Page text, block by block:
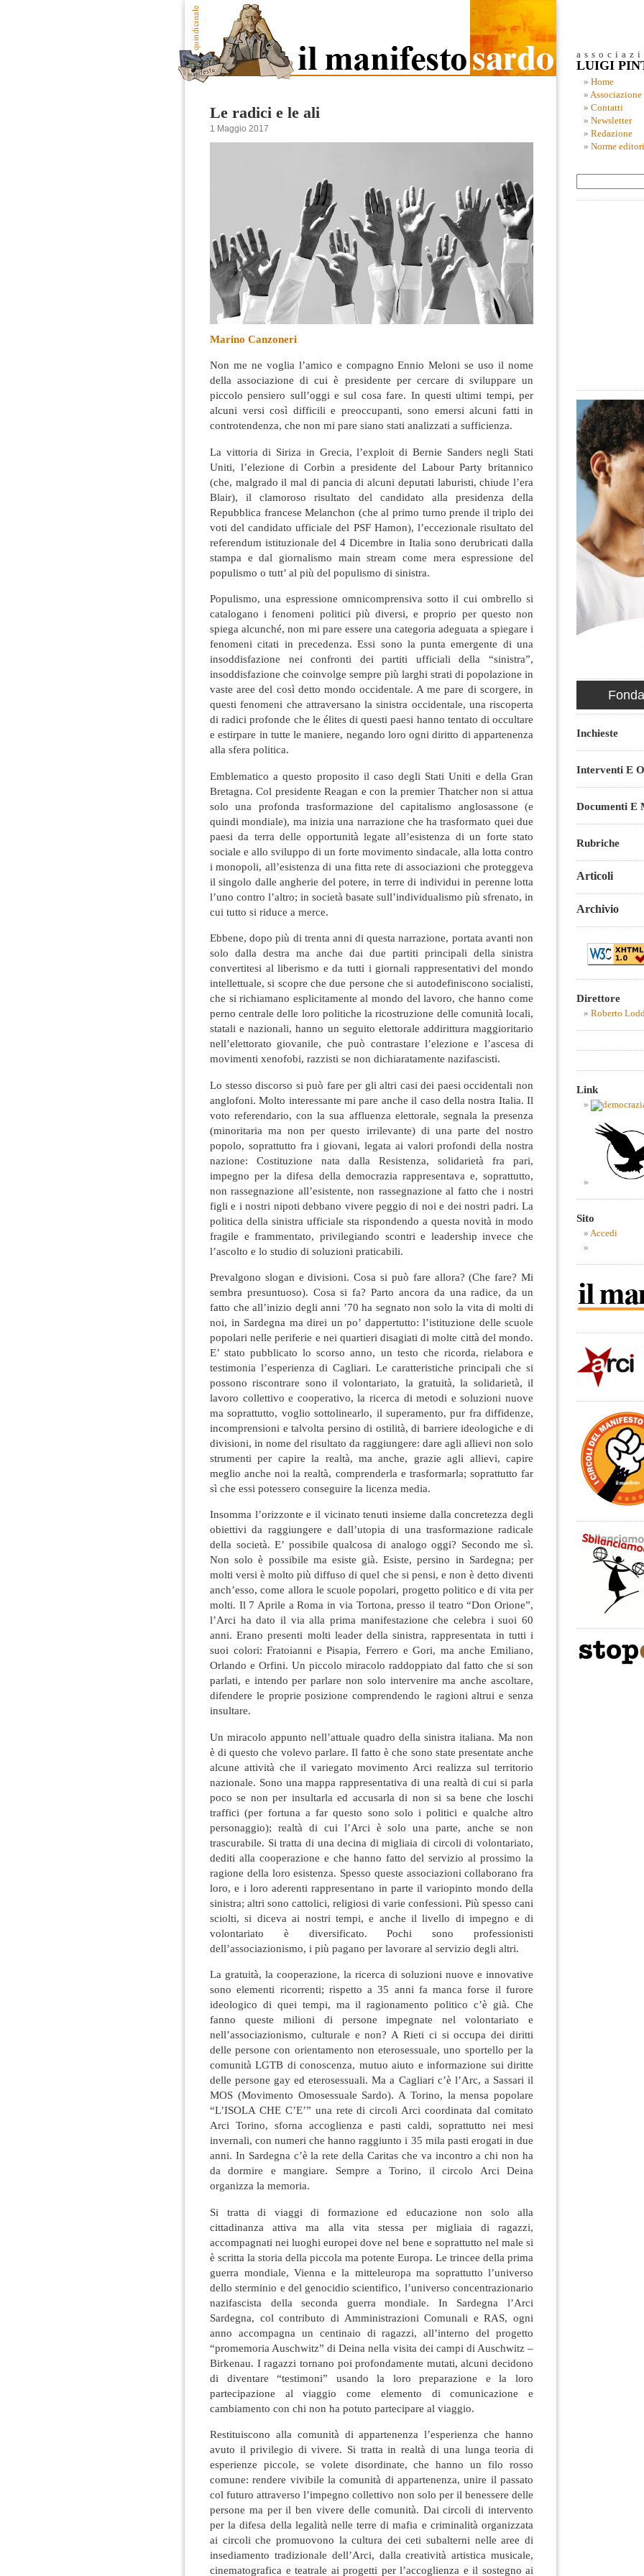
Le radici e le ali
1 Maggio 2017
Marino Canzoneri
Non me ne voglia l’amico e compagno Ennio Meloni se uso il nome
della associazione di cui è presidente per cercare di sviluppare un
piccolo pensiero sull’oggi e sul cosa fare. In questi ultimi tempi, per
alcuni versi così difficili e preoccupanti, sono emersi alcuni fatti in
controtendenza, che non mi pare siano stati analizzati a sufficienza.
La vittoria di Siriza in Grecia, l’exploit di Bernie Sanders negli Stati
Uniti, l’elezione di Corbin a presidente del Labour Party britannico
(che, malgrado il mal di pancia di alcuni deputati laburisti, chiude l’era
Blair), il clamoroso risultato del candidato alla presidenza della
Repubblica francese Melanchon (che al primo turno prende il triplo dei
voti del candidato ufficiale del PSF Hamon), l’eccezionale risultato del
referendum istituzionale del 4 Dicembre in Italia sono derubricati dalla
stampa e dal giornalismo main stream come mera espressione del
populismo o tutt’ al più del populismo di sinistra.
Populismo, una espressione omnicomprensiva sotto il cui ombrello si
catalogano i fenomeni politici più diversi, e proprio per questo non
spiega alcunché, non mi pare essere una categoria adeguata a spiegare i
fenomeni citati in precedenza. Essi sono la punta emergente di una
insoddisfazione nei confronti dei partiti ufficiali della “sinistra”,
insoddisfazione che coinvolge sempre più larghi strati di popolazione in
vaste aree del così detto mondo occidentale. A me pare di scorgere, in
questi fenomeni che attraversano la sinistra occidentale, una riscoperta
di radici profonde che le élites di questi paesi hanno tentato di occultare
e estirpare in tutte le maniere, negando loro ogni diritto di appartenenza
alla sfera politica.
Emblematico a questo proposito il caso degli Stati Uniti e della Gran
Bretagna. Col presidente Reagan e con la premier Thatcher non si attua
solo una profonda trasformazione del capitalismo anglosassone (e
quindi mondiale), ma inizia una narrazione che ha trasformato quei due
paesi da terra delle opportunità legate all’esistenza di un forte stato
sociale e allo sviluppo di un forte movimento sindacale, alla lotta contro
i monopoli, all’esistenza di una fitta rete di associazioni che proteggeva
il singolo dalle angherie del potere, in terre di individui in perenne lotta
l’uno contro l’altro; in società basate sull’individualismo più sfrenato, in
cui tutto si riduce a merce.
Ebbene, dopo più di trenta anni di questa narrazione, portata avanti non
solo dalla destra ma anche dai due partiti principali della sinistra
convertitesi al liberismo e da tutti i giornali rappresentativi del mondo
intellettuale, si scopre che due persone che si autodefiniscono socialisti,
che si richiamano esplicitamente al mondo del lavoro, che hanno come
perno centrale delle loro politiche la ricostruzione delle comunità locali,
statali e nazionali, hanno un seguito elettorale addirittura maggioritario
nell’elettorato giovanile, che può contrastare l’elezione e l’ascesa di
movimenti xenofobi, razzisti se non dichiaratamente nazifascisti.
Lo stesso discorso si può fare per gli altri casi dei paesi occidentali non
anglofoni. Molto interessante mi pare anche il caso della nostra Italia. Il
voto referendario, con la sua affluenza elettorale, segnala la presenza
(minoritaria ma non per questo irrilevante) di una parte del nostro
popolo, soprattutto fra i giovani, legata ai valori profondi della nostra
nazione: Costituzione nata dalla Resistenza, solidarietà fra pari,
impegno per la difesa della democrazia rappresentava e, soprattutto,
non rassegnazione all’esistente, non rassegnazione al fatto che i nostri
figli e i nostri nipoti debbano vivere peggio di noi e dei nostri padri. La
politica della sinistra ufficiale sta rispondendo a questa novità in modo
fragile e frammentato, privilegiando scontri e leadership invece che
l’ascolto e lo studio di soluzioni praticabili.
Prevalgono slogan e divisioni. Cosa si può fare allora? (Che fare? Mi
sembra presuntuoso). Cosa si fa? Parto ancora da una radice, da un
fatto che all’inizio degli anni ’70 ha segnato non solo la vita di molti di
noi, in Sardegna ma direi un po’ dappertutto: l’istituzione delle scuole
popolari nelle periferie e nei quartieri disagiati di molte città del mondo.
E’ stato pubblicato lo scorso anno, un testo che ricorda, rielabora e
testimonia l’esperienza di Cagliari. Le caratteristiche principali che si
possono riscontrare sono il volontariato, la gratuità, la solidarietà, il
lavoro collettivo e cooperativo, la ricerca di metodi e soluzioni nuove
ma soprattutto, voglio sottolinearlo, il superamento, pur fra diffidenze,
incomprensioni e talvolta persino di ostilità, di barriere ideologiche e di
divisioni, in nome del risultato da raggiungere: dare agli allievi non solo
strumenti per capire la realtà, ma anche, grazie agli allievi, capire
meglio anche noi la realtà, comprenderla e trasformarla; soprattutto far
sì che essi potessero conseguire la licenza media.
Insomma l’orizzonte e il vicinato tenuti insieme dalla concretezza degli
obiettivi da raggiungere e dall’utopia di una trasformazione radicale
della società. E’ possibile qualcosa di analogo oggi? Secondo me sì.
Non solo è possibile ma esiste già. Esiste, persino in Sardegna; per
molti versi è molto più diffuso di quel che si pensi, e non è detto diventi
anch’esso, come allora le scuole popolari, progetto politico e di vita per
molti. Il 7 Aprile a Roma in via Tortona, presso il teatro “Don Orione”,
l’Arci ha dato il via alla prima manifestazione che celebra i suoi 60
anni. Erano presenti molti leader della sinistra, rappresentata in tutti i
suoi colori: Fratoianni e Pisapia, Ferrero e Gori, ma anche Emiliano,
Orlando e Orfini. Un piccolo miracolo raddoppiato dal fatto che si son
parlati, e intendo per parlare non solo intervenire ma anche ascoltare,
difendere le proprie posizione comprendendo le ragioni altrui e senza
insultare.
Un miracolo appunto nell’attuale quadro della sinistra italiana. Ma non
è di questo che volevo parlare. Il fatto è che sono state presentate anche
alcune attività che il variegato movimento Arci realizza sul territorio
nazionale. Sono una mappa rappresentativa di una realtà di cui si parla
poco se non per insultarla ed accusarla di non si sa bene che loschi
traffici (per fortuna a far questo sono solo i politici e qualche altro
personaggio); realtà di cui l’Arci è solo una parte, anche se non
trascurabile. Si tratta di una decina di migliaia di circoli di volontariato,
dediti alla cooperazione e che hanno fatto del servizio al prossimo la
ragione della loro esistenza. Spesso queste associazioni collaborano fra
loro, e i loro aderenti rappresentano in parte il variopinto mondo della
sinistra; altri sono cattolici, religiosi di varie confessioni. Più spesso cani
sciolti, si diceva ai nostri tempi, e anche il livello di impegno e di
volontariato è diversificato. Pochi sono professionisti
dell’associazionismo, i più pagano per lavorare al servizio degli altri.
La gratuità, la cooperazione, la ricerca di soluzioni nuove e innovative
sono elementi ricorrenti; rispetto a 35 anni fa manca forse il furore
ideologico di quei tempi, ma il ragionamento politico c’è già. Che
fanno queste milioni di persone impegnate nel volontariato e
nell’associazionismo, culturale e non? A Rieti ci si occupa dei diritti
delle persone con orientamento non eterosessuale, uno sportello per la
comunità LGTB di conoscenza, mutuo aiuto e informazione sui diritte
delle persone gay ed eterosessuali. Ma a Cagliari c’è l’Arc, a Sassari il
MOS (Movimento Omosessuale Sardo). A Torino, la mensa popolare
“L’ISOLA CHE C’E’” una rete di circoli Arci coordinata dal comitato
Arci Torino, sforna accoglienza e pasti caldi, soprattutto nei mesi
invernali, con numeri che hanno raggiunto i 35 mila pasti erogati in due
anni. In Sardegna c’è la rete della Caritas che va incontro a chi non ha
da dormire e mangiare. Sempre a Torino, il circolo Arci Deina
organizza la memoria.
Si tratta di viaggi di formazione ed educazione non solo alla
cittadinanza attiva ma alla vita stessa per migliaia di ragazzi,
accompagnati nei luoghi europei dove nel bene e soprattutto nel male si
è scritta la storia della piccola ma potente Europa. Le trincee della prima
guerra mondiale, Vienna e la mitteleuropa ma soprattutto l’universo
dello sterminio e del genocidio scientifico, l’universo concentrazionario
nazifascista della seconda guerra mondiale. In Sardegna l’Arci
Sardegna, col contributo di Amministrazioni Comunali e RAS, ogni
anno accompagna un centinaio di ragazzi, all’interno del progetto
“promemoria Auschwitz” di Deina nella visita dei campi di Auschwitz –
Birkenau. I ragazzi tornano poi profondamente mutati, alcuni decidono
di diventare “testimoni” usando la loro preparazione e la loro
partecipazione al viaggio come elemento di comunicazione e
cambiamento con chi non ha potuto partecipare al viaggio.
Restituiscono alla comunità di appartenenza l’esperienza che hanno
avuto il privilegio di vivere. Si tratta in realtà di una lunga teoria di
esperienze piccole, se volete disordinate, che hanno un filo rosso
comune: rendere vivibile la comunità di appartenenza, unire il passato
col futuro attraverso l’impegno collettivo non solo per il benessere delle
persone ma per il ben vivere delle comunità. Dai circoli di intervento
per la difesa della legalità nelle terre di mafia e criminalità organizzata
ai circoli che promuovono la cultura dei ceti subalterni nelle aree di
insediamento tradizionale dell’Arci, dalla creatività artistica musicale,
cinematografica e teatrale ai progetti per l’accoglienza e il sostegno ai
LUIGI
Home
Associazione
Contatti
Newsletter
Redazione
Norme
Inchieste
Interventi E
Documenti E
Rubriche
Articoli
Archivio
Direttore
Roberto
Link
Sito
Accedi